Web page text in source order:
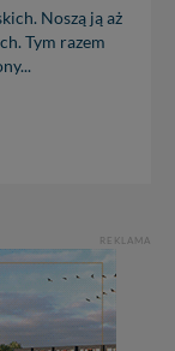
Noszą ją aż
Tym razem
REKLAMA